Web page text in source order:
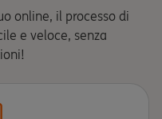
online, il processo di
e veloce, senza